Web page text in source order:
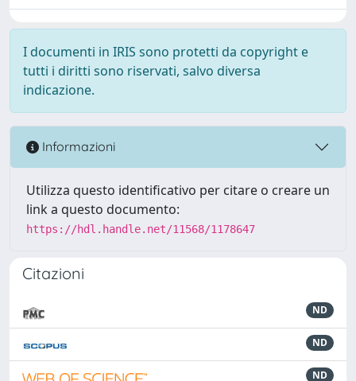
I documenti in IRIS sono protetti da copyright e
tutti i diritti sono riservati, salvo diversa
indicazione.
Informazioni
Utilizza questo identificativo per citare o creare un
link a questo documento:
https://hdl.handle.net/11568/1178647
Citazioni
ND
ND
ND